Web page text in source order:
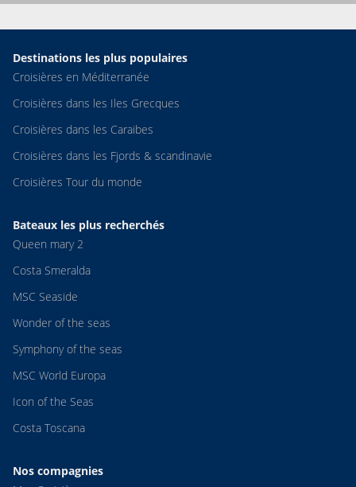
Destinations les plus populaires
Croisières en Méditerranée
Croisières dans les Iles Grecques
Croisières dans les Caraibes
Croisières dans les Fjords & scandinavie
Croisières Tour du monde
Bateaux les plus recherchés
Queen mary 2
Costa Smeralda
MSC Seaside
Wonder of the seas
Symphony of the seas
MSC World Europa
Icon of the Seas
Costa Toscana
Nos compagnies